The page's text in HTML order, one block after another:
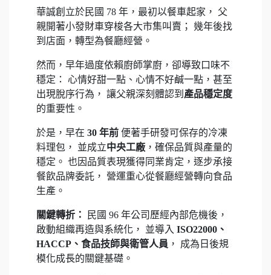
華誠創立於民國 78 年，最初以餐車起家， 父
親開著小發財車穿梭各大市集叫賣； 幾年後找
到店面，轉型為餐廳經營。
然而，早年過度依賴廚師掌廚，卻導致口味不
穩定： 心情好甜一點、心情不好鹹一點，甚至
出現脫序行為， 讓父親深刻體認到 產品穩定度
的重要性。
於是，早在 30 年前 便著手研發可保存的冷凍
料理包， 並成立中央工廠 ，確保品質與產量的
穩定。 也因品質表現獲得同業肯定，逐步承接
餐飲品牌委託， 營運重心從餐廳經營轉向食品
生產。
關鍵轉折：
民國 96 年公司歷經內部危機後，
啟動組織再造與系統化， 並導入 ISO22000、
HACCP、食品技師與衛管人員 ， 成為日後規
模化成長的關鍵基礎。